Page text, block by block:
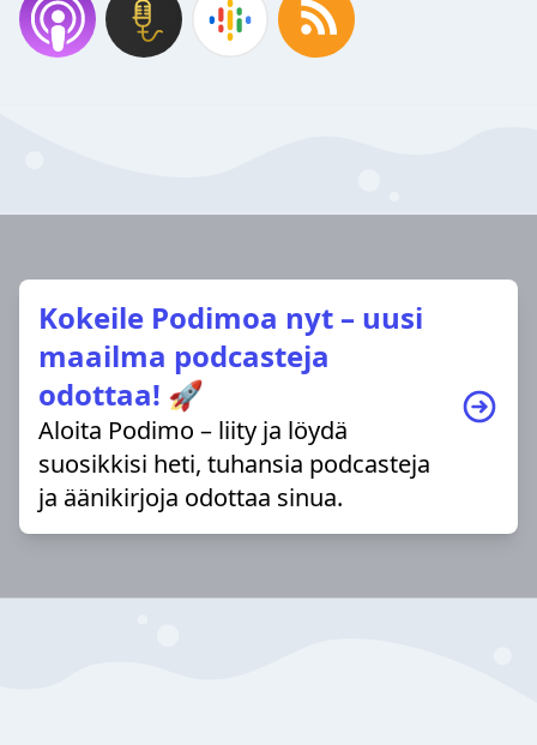
Kokeile Podimoa nyt – uusi
maailma podcasteja
odottaa! 🚀
Aloita Podimo – liity ja löydä
suosikkisi heti, tuhansia podcasteja
ja äänikirjoja odottaa sinua.